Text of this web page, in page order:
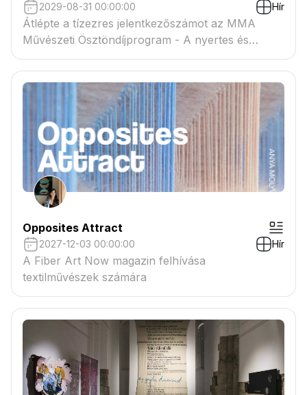
2029-08-31 00:00:00 Hír
Átlépte a tízezres jelentkezőszámot az MMA
Művészeti Ösztöndíjprogram - A nyertes és
tartaléklistás pályázók névsora megtekinthető a
csatolmányban
Opposites Attract
2027-12-03 00:00:00 Hír
A Fiber Art Now magazin felhívása
textilművészek számára